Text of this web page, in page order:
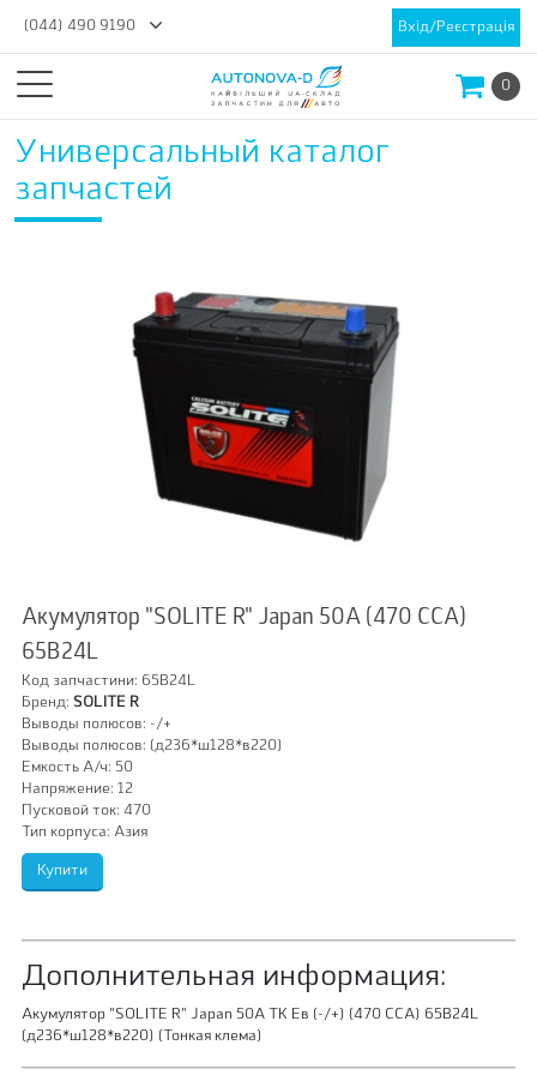
(044) 490 9190 Вхід/Реєстрація
0
Универсальный каталог
запчастей
Акумулятор "SOLITE R" Japan 50A (470 ССА)
65B24L
Код запчастини: 65B24L
Бренд: SOLITE R
Выводы полюсов: -/+
Выводы полюсов:
(д236*ш128*в220)
Емкость А/ч: 50
Напряжение: 12
Пусковой ток: 470
Тип корпуса: Азия
Дополнительная информация:
Акумулятор "SOLITE R" Japan 50A ТК Ев (-/+) (470 ССА) 65B24L
(д236*ш128*в220) (Тонкая клема)